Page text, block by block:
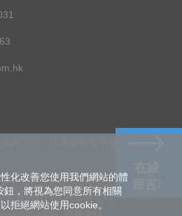
香港興邦實業有限公司
化改善您使用我們網站的體
，將視為您同意所有相關
拒絕網站使用cookie。